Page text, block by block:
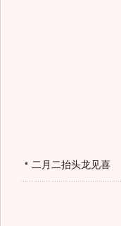
二月二抬头龙见喜